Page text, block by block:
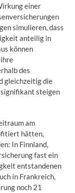
einer
simulieren, dass
anteilig in
können
des
gleichzeitig die
steigen
am
hätten,
In Finnland,
fast ein
entstandenen
in Frankreich,
noch 21